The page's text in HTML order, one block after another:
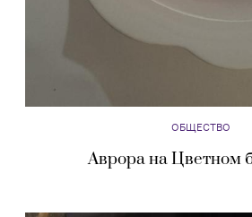
ОБЩЕСТВО
Аврора на Цветном